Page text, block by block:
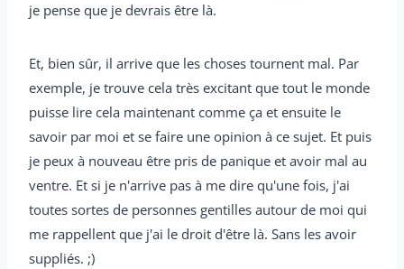
je pense que je devrais être là.
Et, bien sûr, il arrive que les choses tournent mal. Par
exemple, je trouve cela très excitant que tout le monde
puisse lire cela maintenant comme ça et ensuite le
savoir par moi et se faire une opinion à ce sujet. Et puis
je peux à nouveau être pris de panique et avoir mal au
ventre. Et si je n'arrive pas à me dire qu'une fois, j'ai
toutes sortes de personnes gentilles autour de moi qui
me rappellent que j'ai le droit d'être là. Sans les avoir
suppliés. ;)